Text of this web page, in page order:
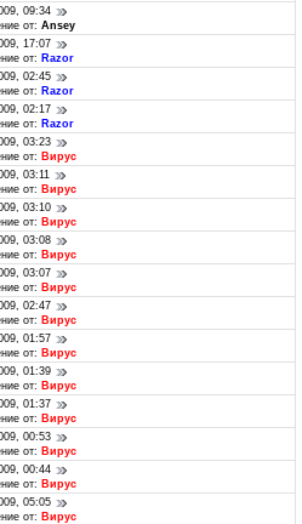
09:34
от: Ansey
17:07
от: Razor
02:45
от: Razor
02:17
от: Razor
03:23
от: Вирус
03:11
от: Вирус
03:10
от: Вирус
03:08
от: Вирус
03:07
от: Вирус
02:47
от: Вирус
01:57
от: Вирус
01:39
от: Вирус
01:37
от: Вирус
00:53
от: Вирус
00:44
от: Вирус
05:05
от: Вирус